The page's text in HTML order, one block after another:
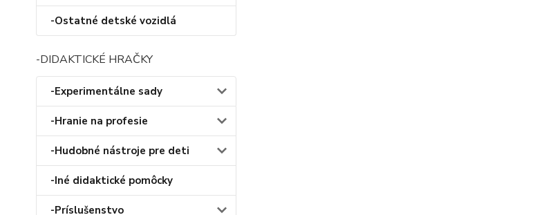
-Ostatné detské vozidlá
-DIDAKTICKÉ HRAČKY
-Experimentálne sady
-Hranie na profesie
-Hudobné nástroje pre deti
-Iné didaktické pomôcky
-Príslušenstvo